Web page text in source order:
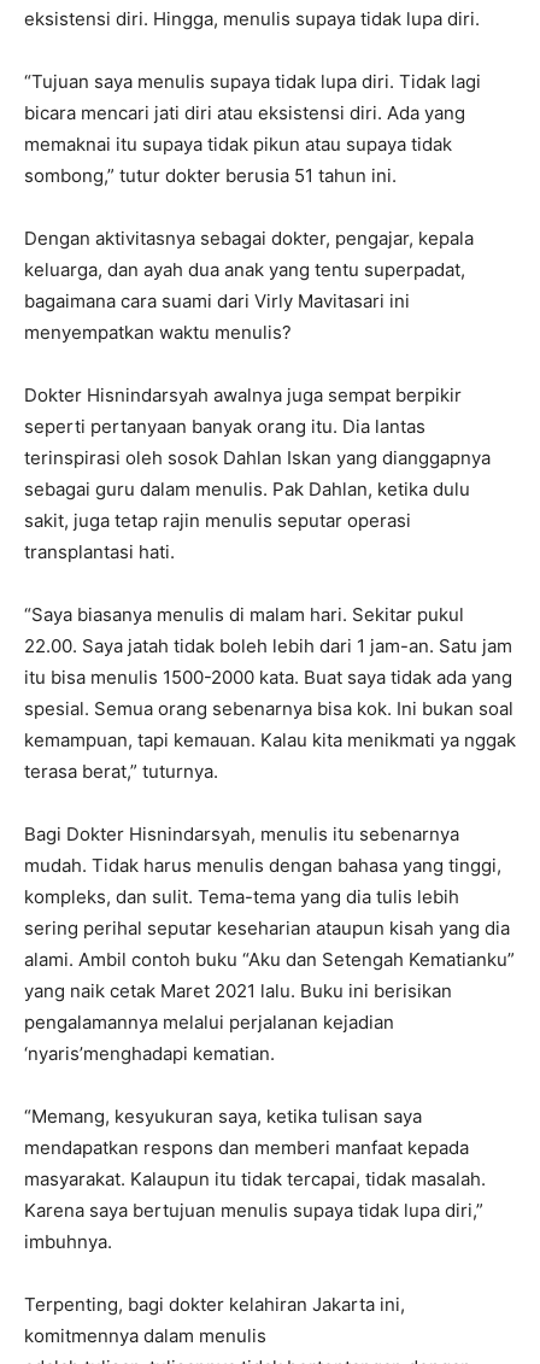
eksistensi diri. Hingga, menulis supaya tidak lupa diri.
“Tujuan saya menulis supaya tidak lupa diri. Tidak lagi
bicara mencari jati diri atau eksistensi diri. Ada yang
memaknai itu supaya tidak pikun atau supaya tidak
sombong,” tutur dokter berusia 51 tahun ini.
Dengan aktivitasnya sebagai dokter, pengajar, kepala
keluarga, dan ayah dua anak yang tentu superpadat,
bagaimana cara suami dari Virly Mavitasari ini
menyempatkan waktu menulis?
Dokter Hisnindarsyah awalnya juga sempat berpikir
seperti pertanyaan banyak orang itu. Dia lantas
terinspirasi oleh sosok Dahlan Iskan yang dianggapnya
sebagai guru dalam menulis. Pak Dahlan, ketika dulu
sakit, juga tetap rajin menulis seputar operasi
transplantasi hati.
“Saya biasanya menulis di malam hari. Sekitar pukul
22.00. Saya jatah tidak boleh lebih dari 1 jam-an. Satu jam
itu bisa menulis 1500-2000 kata. Buat saya tidak ada yang
spesial. Semua orang sebenarnya bisa kok. Ini bukan soal
kemampuan, tapi kemauan. Kalau kita menikmati ya nggak
terasa berat,” tuturnya.
Bagi Dokter Hisnindarsyah, menulis itu sebenarnya
mudah. Tidak harus menulis dengan bahasa yang tinggi,
kompleks, dan sulit. Tema-tema yang dia tulis lebih
sering perihal seputar keseharian ataupun kisah yang dia
alami. Ambil contoh buku “Aku dan Setengah Kematianku”
yang naik cetak Maret 2021 lalu. Buku ini berisikan
pengalamannya melalui perjalanan kejadian
‘nyaris’menghadapi kematian.
“Memang, kesyukuran saya, ketika tulisan saya
mendapatkan respons dan memberi manfaat kepada
masyarakat. Kalaupun itu tidak tercapai, tidak masalah.
Karena saya bertujuan menulis supaya tidak lupa diri,”
imbuhnya.
Terpenting, bagi dokter kelahiran Jakarta ini,
komitmennya dalam menulis